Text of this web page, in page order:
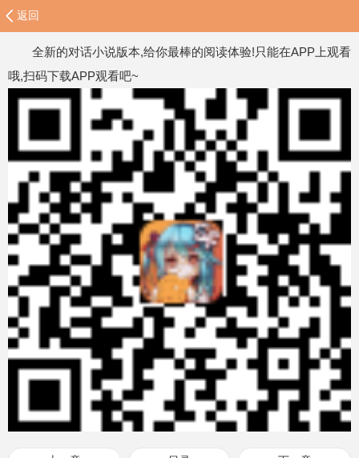
返回
全新的对话小说版本,给你最棒的阅读体验!只能在APP上观看
哦,扫码下载APP观看吧~